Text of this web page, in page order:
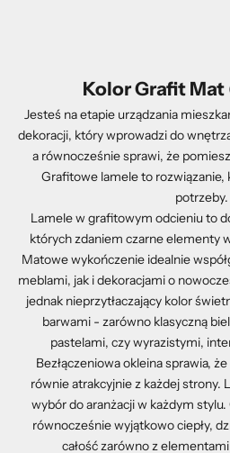
Kolor Grafit Mat
Jesteś na etapie urządzania
dekoracji, który wprowadzi do
a równocześnie sprawi, że
Grafitowe lamele to rozwiązanie,
potrzeby.
Lamele w grafitowym odcieniu to
których zdaniem czarne elementy
Matowe wykończenie idealnie
meblami, jak i dekoracjami o
jednak nieprzytłaczający kolor
barwami - zarówno klasyczną
pastelami, czy wyrazistymi,
Bezłączeniowa okleina sprawia,
równie atrakcyjnie z każdej strony.
wybór do aranżacji w każdym
równocześnie wyjątkowo ciepły,
całość zarówno z